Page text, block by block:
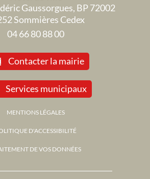
Gaussorgues, BP 72002
Sommières Cedex
04 66 80 88 00
Contacter la mairie
Services municipaux
MENTIONS LÉGALES
D'ACCESSIBILITÉ
DE VOS DONNÉES